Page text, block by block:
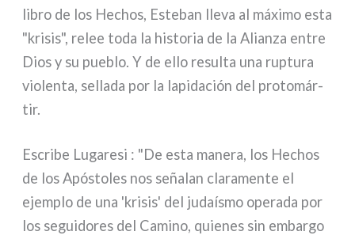
libro de los Hechos, Esteban lle­va al máxi­mo esta
"kri­sis", relee toda la histo­ria de la Alianza entre
Dios y su pue­blo. Y de ello resul­ta una rup­tu­ra
vio­len­ta, sel­la­da por la lapi­da­ción del pro­to­már­
tir.
Escribe Lugaresi : "De esta mane­ra, los Hechos
de los Apóstoles nos seña­lan cla­ra­men­te el
ejem­plo de una 'kri­sis' del judaí­smo ope­ra­da por
los segui­do­res del Camino, quie­nes sin embar­go